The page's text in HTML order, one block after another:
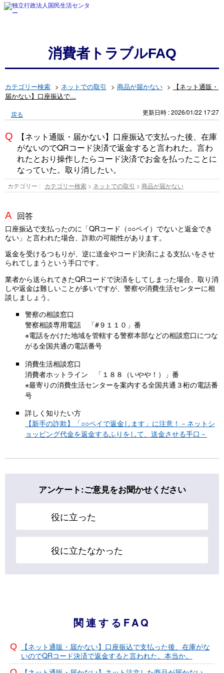
消費者トラブルFAQ
カテゴリー検索 > ネットでの取引 > 商品が届かない >
【ネット通販・
届かない】口座振込で...
戻る 更新日時 : 2026/01/22 17:27
【ネット通販・届かない】口座振込で支払った後、在庫
がないのでQRコード決済で返金すると言われた。言わ
れたとおり操作したらコード決済でお金を払ったことに
なっていた。取り消したい。
カテゴリー : カテゴリー検索 > ネットでの取引 > 商品が届かない
回答
口座振込で支払ったのに「QRコード（○○ペイ）でないと返金でき
ない」と言われた場合、詐欺の可能性があります。
返金を受けるつもりが、逆に送金やコード決済による支払いをさせ
られてしまうという手口です。
業者から送られてきたQRコードで決済をしてしまった場合、取り消
しや返金は難しいことが多いですが、警察や消費生活センターに相
談しましょう。
警察の相談窓口
警察相談専用電話 「#９１１０」番
※電話をかけた地域を管轄する警察本部などの相談窓口につな
がる全国共通の電話番号
消費生活相談窓口
消費者ホットライン 「１８８（いやや！）」番
※最寄りの消費生活センターを案内する全国共通３桁の電話番
号
詳しく知りたい方
【新手の詐欺】「○○ペイで返金します」に注意！－ネットシ
ョッピング代金を返金するふりをして、送金させる手口－
アンケート:ご意見をお聞かせください
役に立った
役に立たなかった
関連するFAQ
【ネット通販・届かない】口座振込で支払った後、在庫がな
いのでQRコード決済で返金すると言われた。本当か。